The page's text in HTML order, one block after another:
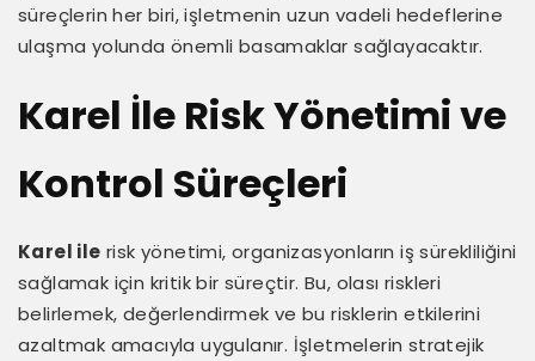
süreçlerin her biri, işletmenin uzun vadeli hedeflerine
ulaşma yolunda önemli basamaklar sağlayacaktır.
Karel İle Risk Yönetimi ve
Kontrol Süreçleri
Karel ile risk yönetimi, organizasyonların iş sürekliliğini
sağlamak için kritik bir süreçtir. Bu, olası riskleri
belirlemek, değerlendirmek ve bu risklerin etkilerini
azaltmak amacıyla uygulanır. İşletmelerin stratejik